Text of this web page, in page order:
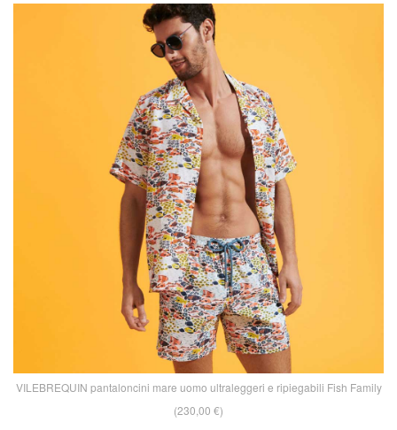
VILEBREQUIN pantaloncini mare uomo ultraleggeri e ripiegabili Fish Family
(230,00 €)